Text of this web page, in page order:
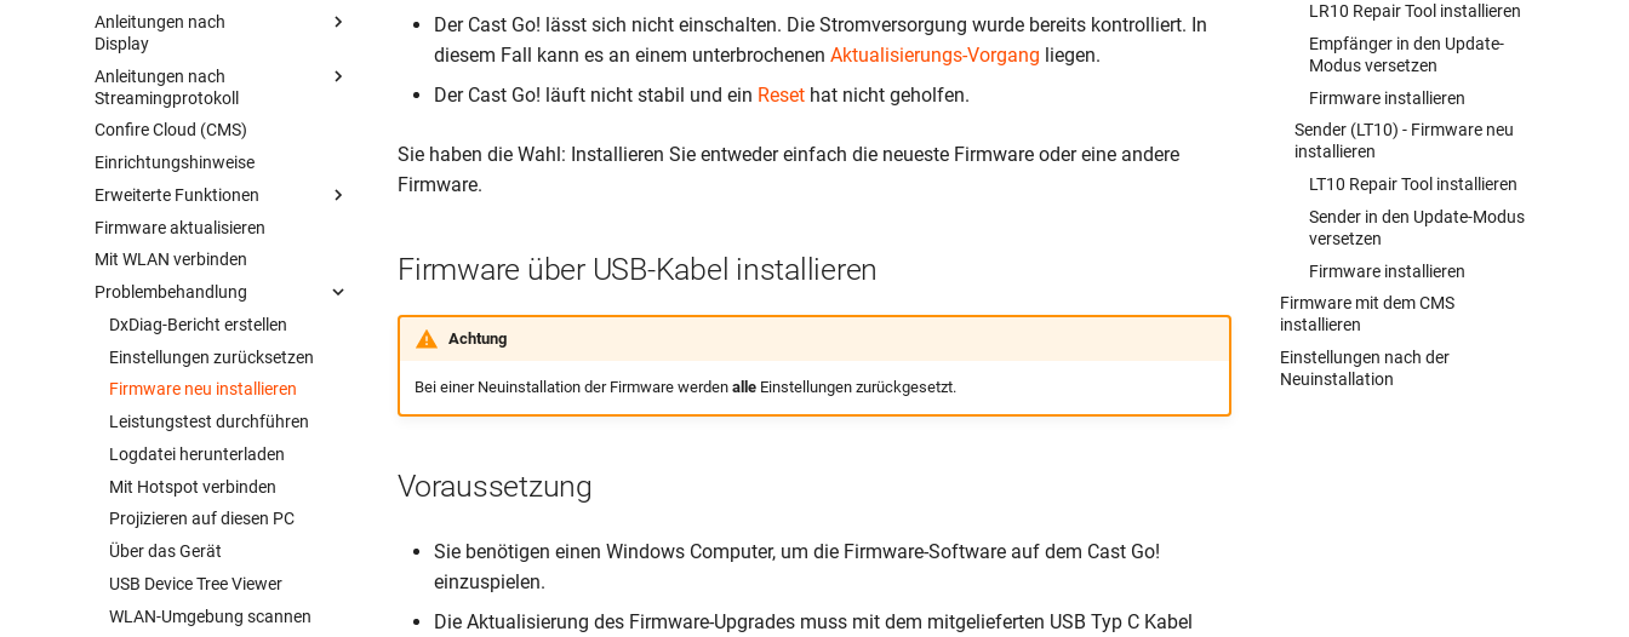
Anleitung: Windows
Anleitung: Android
Anleitung: iOS
Anleitung: macOS
Anleitung: Linux
Anleitungen nach
Display
Anleitung: Projektor
Anleitung: Large Display
Anleitungen nach
Streamingprotokoll
Anleitung: AirPlay
Anleitung: Google Cast
Anleitung: Miracast
Confire Cloud (CMS)
Einrichtungshinweise
Erweiterte Funktionen
Captive Portal
Dynamisches Hintergrundbild
Erweiterte Einstellungen
Konferenzsteuerung
Monitor-Modus
Sicherheitscodes
Firmware aktualisieren
Mit WLAN verbinden
Problembehandlung
DxDiag-Bericht erstellen
Einstellungen zurücksetzen
Firmware neu installieren
Leistungstest durchführen
Logdatei herunterladen
Mit Hotspot verbinden
Projizieren auf diesen PC
Über das Gerät
USB Device Tree Viewer
WLAN-Umgebung scannen
LR10 Repair Tool installieren
Empfänger in den Update-
Modus versetzen
Firmware installieren
Sender (LT10) - Firmware neu
installieren
LT10 Repair Tool installieren
Sender in den Update-Modus
versetzen
Firmware installieren
Firmware mit dem CMS
installieren
Einstellungen nach der
Neuinstallation
Der Cast Go! lässt sich nicht einschalten. Die Stromversorgung wurde bereits kontrolliert. In
diesem Fall kann es an einem unterbrochenen Aktualisierungs-Vorgang liegen.
Der Cast Go! läuft nicht stabil und ein Reset hat nicht geholfen.
Sie haben die Wahl: Installieren Sie entweder einfach die neueste Firmware oder eine andere
Firmware.
Firmware über USB-Kabel installieren
Achtung
Bei einer Neuinstallation der Firmware werden alleEinstellungen zurückgesetzt.
Voraussetzung
Sie benötigen einen Windows Computer, um die Firmware-Software auf dem Cast Go!
einzuspielen.
Die Aktualisierung des Firmware-Upgrades muss mit dem mitgelieferten USB Typ C Kabel